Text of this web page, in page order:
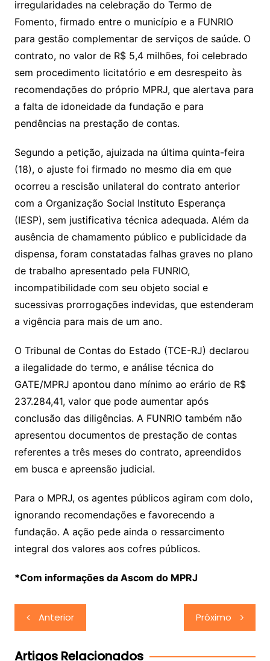
irregularidades na celebração do Termo de
Fomento, firmado entre o município e a FUNRIO
para gestão complementar de serviços de saúde. O
contrato, no valor de R$ 5,4 milhões, foi celebrado
sem procedimento licitatório e em desrespeito às
recomendações do próprio MPRJ, que alertava para
a falta de idoneidade da fundação e para
pendências na prestação de contas.
Segundo a petição, ajuizada na última quinta-feira
(18), o ajuste foi firmado no mesmo dia em que
ocorreu a rescisão unilateral do contrato anterior
com a Organização Social Instituto Esperança
(IESP), sem justificativa técnica adequada. Além da
ausência de chamamento público e publicidade da
dispensa, foram constatadas falhas graves no plano
de trabalho apresentado pela FUNRIO,
incompatibilidade com seu objeto social e
sucessivas prorrogações indevidas, que estenderam
a vigência para mais de um ano.
O Tribunal de Contas do Estado (TCE-RJ) declarou
a ilegalidade do termo, e análise técnica do
GATE/MPRJ apontou dano mínimo ao erário de R$
237.284,41, valor que pode aumentar após
conclusão das diligências. A FUNRIO também não
apresentou documentos de prestação de contas
referentes a três meses do contrato, apreendidos
em busca e apreensão judicial.
Para o MPRJ, os agentes públicos agiram com dolo,
ignorando recomendações e favorecendo a
fundação. A ação pede ainda o ressarcimento
integral dos valores aos cofres públicos.
*Com informações da Ascom do MPRJ
Navegação
de
Post
Anterior Próximo
Artigos Relacionados